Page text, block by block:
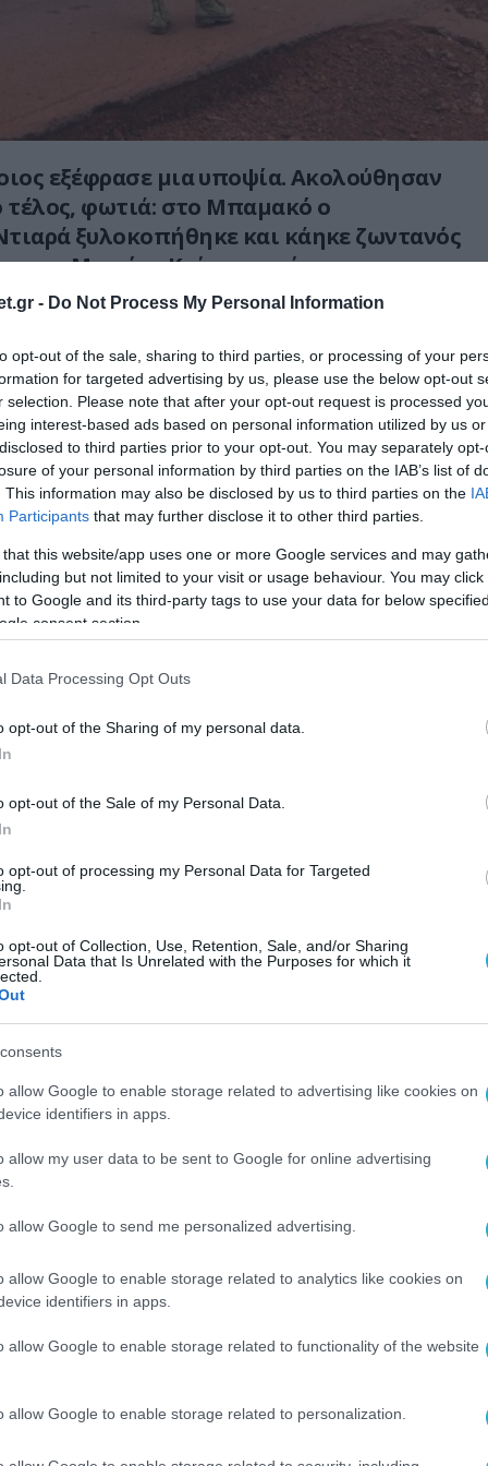
- Do Not Process My Personal Information
opt-out of the sale, sharing to third parties, or processing of your
for targeted advertising by us, please use the below opt-out
selection. Please note that after your opt-out request is processed
interest-based ads based on personal information utilized by us
to third parties prior to your opt-out. You may separately
of your personal information by third parties on the IAB’s list of
This information may also be disclosed by us to third parties on the
Participants that may further disclose it to other third parties.
that this website/app uses one or more Google services and may
but not limited to your visit or usage behaviour. You may
to Google and its third-party tags to use your data for below
consent section.
Data Processing Opt Outs
opt-out of the Sharing of my personal data.
opt-out of the Sale of my Personal Data.
opt-out of processing my Personal Data for Targeted
opt-out of Collection, Use, Retention, Sale, and/or Sharing
Data that Is Unrelated with the Purposes for which it
allow Google to enable storage related to advertising like cookies on
identifiers in apps.
allow my user data to be sent to Google for online advertising
allow Google to send me personalized advertising.
allow Google to enable storage related to analytics like cookies on
identifiers in apps.
allow Google to enable storage related to functionality of the website
allow Google to enable storage related to personalization.
εξέφρασε μια υποψία. Ακολούθησαν
τέλος, φωτιά: στο Μπαμακό ο
ξυλοκοπήθηκε και κάηκε ζωντανός
στη Μεντίνα Κούρα, αφού
ότι ήταν «τρομοκράτης».
παλιά, λερωμένα ρούχα και είχε
σε μια πόλη που βιώνει τον τρόμο μετά
επιθέσεις των τζιχαντιστών και
των αυτονομιστών
ο μόνος που λιντσαρίστηκε στο Μάλι λόγω
Στο στόχαστρο έχουν μπει κυρίως άτομα
ή αχτένιστα μαλλιά, άνθρωποι που
νοσήματα ή έχουν ανοιχτόχρωμο δέρμα
για Τουαρέγκ ή Φουλάνι, μια φυλή
τον χτυπούσαν και τον έβριζαν»
«Η φωτιά άναψε. Ο Αμπντουλαγιέ
Το σώμα του απανθρακώθηκε, υπό την
ενός πλήθους, πεπεισμένου για το δίκιο του».
και αναμεταδόθηκε
κοινωνικής δικτύωσης, προκάλεσε
Πολλοί ζήτησαν να σταματήσουν οι
από επιθέσεις σε στρατιώτες ή σε
της χώρας.
οι πολίτες συχνά συμμετέχουν στις
επιχειρήσεις του στρατού και
φορές όμως τα θύματα είναι αθώοι πολίτες
λόγω της εμφάνισής τους.
αν πρόκειται για άνθρωπο»,είπε σε έναν
σταθμό ένας από τους αδελφούς του
προσθέτοντας ότι η οικογένεια
μήνυση.
είπε ότι οι συντονισμένες επιθέσεις της